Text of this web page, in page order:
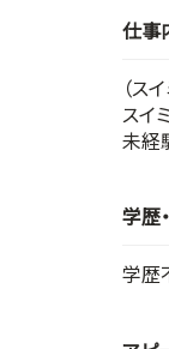
仕事
（ス
スイ
未経
学歴
学歴